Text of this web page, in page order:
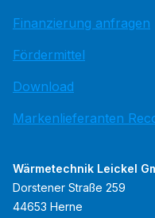
Finanzierung anfragen
Fördermittel
Download
Markenlieferanten
Wärmetechnik Leickel
Dorstener Straße 259
44653 Herne